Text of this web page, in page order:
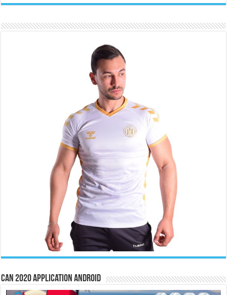
CAN 2020 Application Android